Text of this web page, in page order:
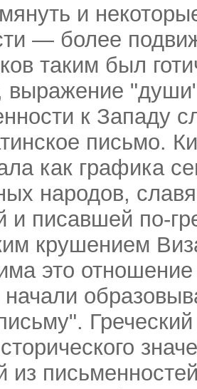
и
— более
таким был
выражение
к Западу
письмо.
как графика
народов,
и писавшей по-
крушением
это